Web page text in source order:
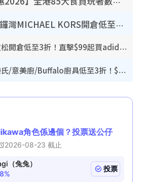
開倉優惠｜銅鑼灣MICHAEL KORS開倉低至17折！直擊$500起買手袋/銀包/鞋款 必買經典Jet Set系列
開倉優惠｜馬拉松開倉低至3折！直擊$99起買adidas／New Balance／Puma鞋款 STANLEY保溫杯劈價至$119起
廚具優惠｜普樂氏/意美廚/Buffalo廚具低至3折！$89起買煎鍋／炒鑊／個人鍋 同場小家電激減至$99起